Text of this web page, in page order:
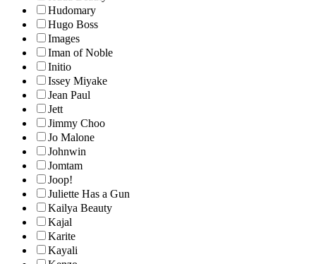
Hudomary
Hugo Boss
Images
Iman of Noble
Initio
Issey Miyake
Jean Paul
Jett
Jimmy Choo
Jo Malone
Johnwin
Jomtam
Joop!
Juliette Has a Gun
Kailya Beauty
Kajal
Karite
Kayali